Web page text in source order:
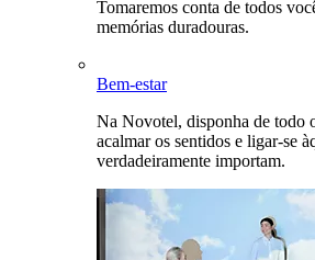
Tomaremos conta de todos
memórias duradouras.
Bem-estar
Na Novotel, disponha de todo
acalmar os sentidos e ligar-se
verdadeiramente importam.